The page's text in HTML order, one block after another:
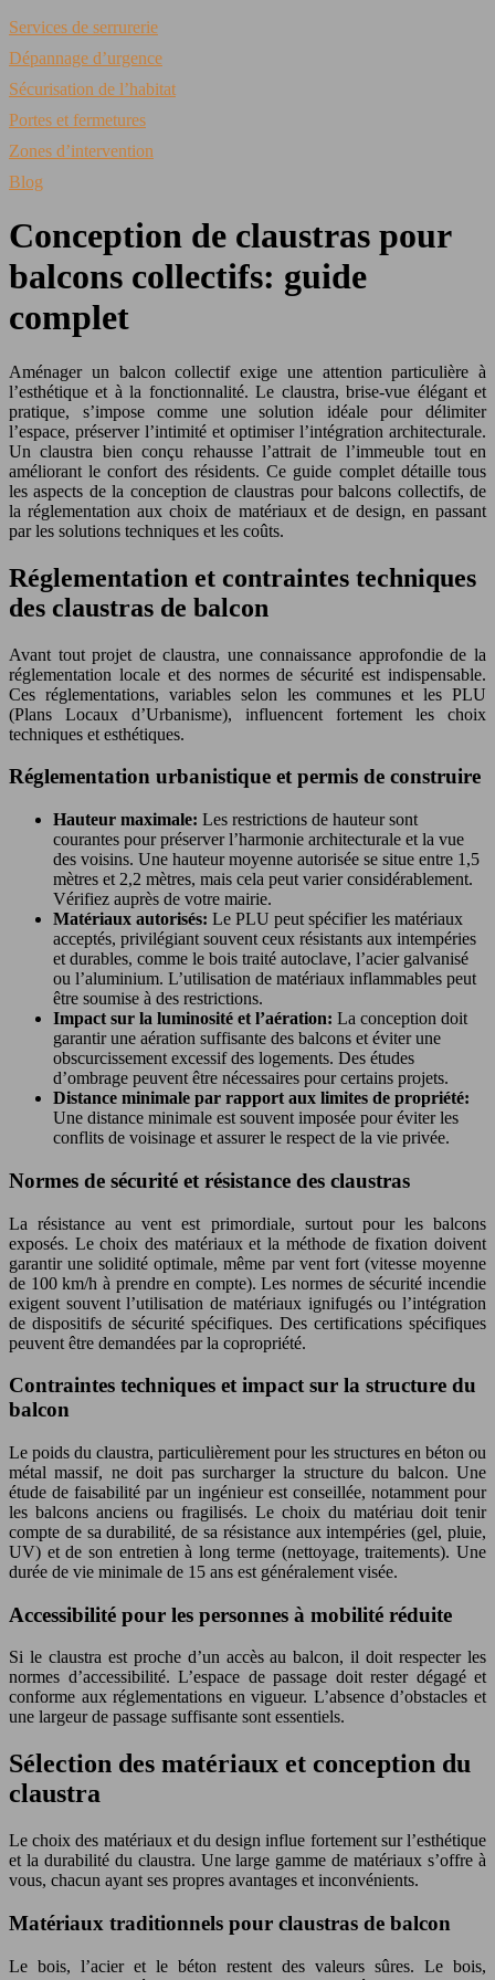
Services de serrurerie
Dépannage d’urgence
Sécurisation de l’habitat
Portes et fermetures
Zones d’intervention
Blog
Conception de claustras pour
balcons collectifs: guide
complet
Aménager un balcon collectif exige une attention particulière à
l’esthétique et à la fonctionnalité. Le claustra, brise-vue élégant et
pratique, s’impose comme une solution idéale pour délimiter
l’espace, préserver l’intimité et optimiser l’intégration architecturale.
Un claustra bien conçu rehausse l’attrait de l’immeuble tout en
améliorant le confort des résidents. Ce guide complet détaille tous
les aspects de la conception de claustras pour balcons collectifs, de
la réglementation aux choix de matériaux et de design, en passant
par les solutions techniques et les coûts.
Réglementation et contraintes techniques
des claustras de balcon
Avant tout projet de claustra, une connaissance approfondie de la
réglementation locale et des normes de sécurité est indispensable.
Ces réglementations, variables selon les communes et les PLU
(Plans Locaux d’Urbanisme), influencent fortement les choix
techniques et esthétiques.
Réglementation urbanistique et permis de construire
Hauteur maximale: Les restrictions de hauteur sont
courantes pour préserver l’harmonie architecturale et la vue
des voisins. Une hauteur moyenne autorisée se situe entre 1,5
mètres et 2,2 mètres, mais cela peut varier considérablement.
Vérifiez auprès de votre mairie.
Matériaux autorisés: Le PLU peut spécifier les matériaux
acceptés, privilégiant souvent ceux résistants aux intempéries
et durables, comme le bois traité autoclave, l’acier galvanisé
ou l’aluminium. L’utilisation de matériaux inflammables peut
être soumise à des restrictions.
Impact sur la luminosité et l’aération: La conception doit
garantir une aération suffisante des balcons et éviter une
obscurcissement excessif des logements. Des études
d’ombrage peuvent être nécessaires pour certains projets.
Distance minimale par rapport aux limites de propriété:
Une distance minimale est souvent imposée pour éviter les
conflits de voisinage et assurer le respect de la vie privée.
Normes de sécurité et résistance des claustras
La résistance au vent est primordiale, surtout pour les balcons
exposés. Le choix des matériaux et la méthode de fixation doivent
garantir une solidité optimale, même par vent fort (vitesse moyenne
de 100 km/h à prendre en compte). Les normes de sécurité incendie
exigent souvent l’utilisation de matériaux ignifugés ou l’intégration
de dispositifs de sécurité spécifiques. Des certifications spécifiques
peuvent être demandées par la copropriété.
Contraintes techniques et impact sur la structure du
balcon
Le poids du claustra, particulièrement pour les structures en béton ou
métal massif, ne doit pas surcharger la structure du balcon. Une
étude de faisabilité par un ingénieur est conseillée, notamment pour
les balcons anciens ou fragilisés. Le choix du matériau doit tenir
compte de sa durabilité, de sa résistance aux intempéries (gel, pluie,
UV) et de son entretien à long terme (nettoyage, traitements). Une
durée de vie minimale de 15 ans est généralement visée.
Accessibilité pour les personnes à mobilité réduite
Si le claustra est proche d’un accès au balcon, il doit respecter les
normes d’accessibilité. L’espace de passage doit rester dégagé et
conforme aux réglementations en vigueur. L’absence d’obstacles et
une largeur de passage suffisante sont essentiels.
Sélection des matériaux et conception du
claustra
Le choix des matériaux et du design influe fortement sur l’esthétique
et la durabilité du claustra. Une large gamme de matériaux s’offre à
vous, chacun ayant ses propres avantages et inconvénients.
Matériaux traditionnels pour claustras de balcon
Le bois, l’acier et le béton restent des valeurs sûres. Le bois,